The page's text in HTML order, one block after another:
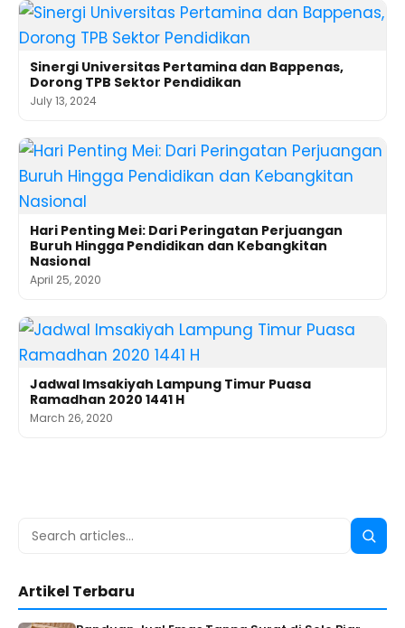
Sinergi Universitas Pertamina dan Bappenas,
Dorong TPB Sektor Pendidikan
July 13, 2024
Hari Penting Mei: Dari Peringatan Perjuangan
Buruh Hingga Pendidikan dan Kebangkitan
Nasional
April 25, 2020
Jadwal Imsakiyah Lampung Timur Puasa
Ramadhan 2020 1441 H
March 26, 2020
Search
Search
Artikel Terbaru